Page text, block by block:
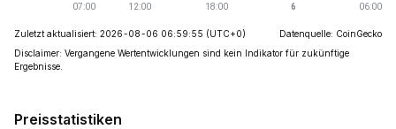
Zuletzt aktualisiert: 2026-08-06 06:59:55 (UTC+0)
Datenquelle: CoinGecko
Disclaimer: Vergangene Wertentwicklungen sind kein Indikator für zukünftige
Ergebnisse.
Preisstatistiken